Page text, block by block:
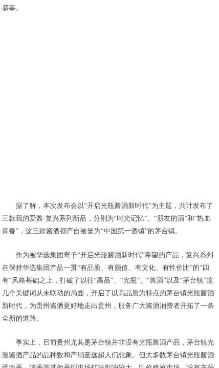
盛事。
据了解，本次发布会以“开启光瓶酱酒新时代”为主题，共计发布了
三款我的爱酱·复兴系列新品，分别为“时光记忆”、“朋友的酒”和“热血
青春”，这三款酱酒都产自被誉为“中国第一酒镇”的茅台镇。
作为被华选集团寄予“开启光瓶酱酒新时代”希望的产品，复兴系列
在保持华选集团产品一贯“有品质、有颜值、有文化、有性价比”的“四
有”风格基础之上，打破了以往“高品”、“光瓶”、“酱酒”以及“茅台镇”这
几个关键词从未联动的局面，开启了以高品质为特点的茅台镇光瓶酱酒
新时代，为贵州酱酒更好地走出贵州，服务广大酱酒消费者开拓了一条
全新的道路。
事实上，目前贵州尤其是茅台镇并非没有光瓶酱酒产品，茅台镇光
瓶酱酒产品的品种数和产销量远超人们想象。但大多数茅台镇光瓶酱酒